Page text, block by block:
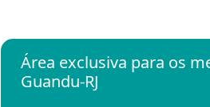
Área exclusiva para os
Guandu-RJ